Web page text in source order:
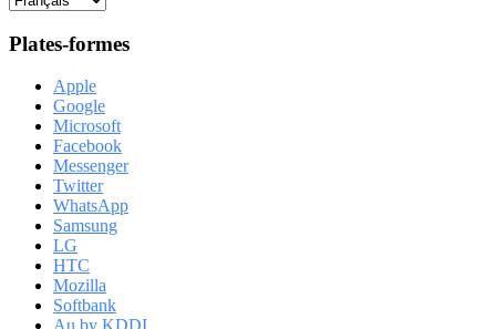
Plates-formes
Apple
Google
Microsoft
Facebook
Messenger
Twitter
WhatsApp
Samsung
LG
HTC
Mozilla
Softbank